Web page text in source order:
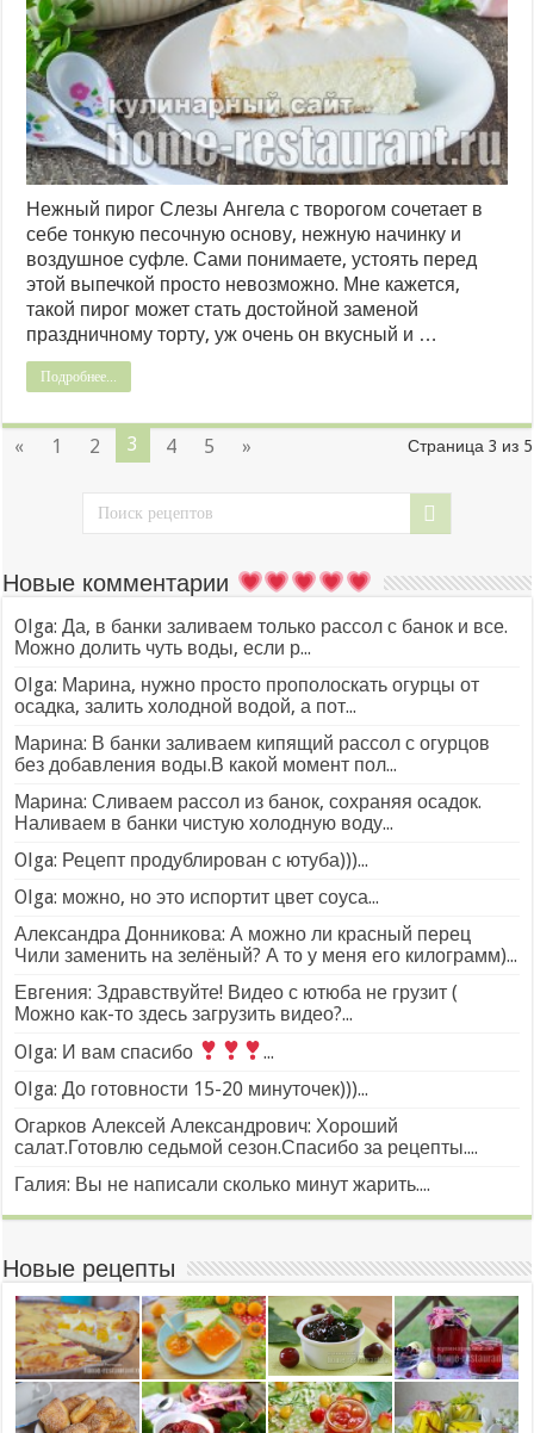
Нежный пирог Слезы Ангела с творогом сочетает в
себе тонкую песочную основу, нежную начинку и
воздушное суфле. Сами понимаете, устоять перед
этой выпечкой просто невозможно. Мне кажется,
такой пирог может стать достойной заменой
праздничному торту, уж очень он вкусный и …
Подробнее...
Страница 3 из 5
« 1 2 3 4 5 »
Новые комментарии
Olga: Да, в банки заливаем только рассол с банок и все.
Можно долить чуть воды, если р...
Olga: Марина, нужно просто прополоскать огурцы от
осадка, залить холодной водой, а пот...
Марина: В банки заливаем кипящий рассол с огурцов
без добавления воды.В какой момент пол...
Марина: Сливаем рассол из банок, сохраняя осадок.
Наливаем в банки чистую холодную воду...
Olga: Рецепт продублирован с ютуба)))...
Olga: можно, но это испортит цвет соуса...
Александра Донникова: А можно ли красный перец
Чили заменить на зелёный? А то у меня его килограмм)...
Евгения: Здравствуйте! Видео с ютюба не грузит (
Можно как-то здесь загрузить видео?...
Olga: И вам спасибо
...
Olga: До готовности 15-20 минуточек)))...
Огарков Алексей Александрович: Хороший
салат.Готовлю седьмой сезон.Спасибо за рецепты....
Галия: Вы не написали сколько минут жарить....
Новые рецепты